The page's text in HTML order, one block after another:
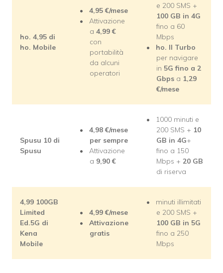
ho. 4,95 di
ho. Mobile
4,95 €/mese
Attivazione
a 4,99 €
con
portabilità
da alcuni
operatori
e 200 SMS +
100 GB in 4G
fino a 60
Mbps
ho. Il Turbo
per navigare
in 5G fino a 2
Gbps a 1,29
€/mese
Spusu 10 di
Spusu
4,98 €/mese
per sempre
Attivazione
a 9,90 €
1000 minuti e
200 SMS + 10
GB in 4G+
fino a 150
Mbps + 20 GB
di riserva
4,99 100GB
Limited
Ed.5G di
Kena
Mobile
4,99 €/mese
Attivazione
gratis
minuti illimitati
e 200 SMS +
100 GB in 5G
fino a 250
Mbps